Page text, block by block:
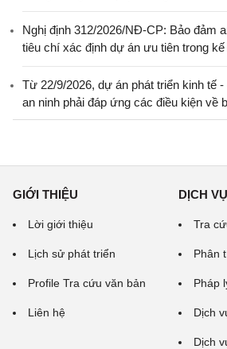
Nghị định 312/2026/NĐ-CP: Bảo đảm
tiêu chí xác định dự án ưu tiên trong
Từ 22/9/2026, dự án phát triển kinh tế
an ninh phải đáp ứng các điều kiện về
GIỚI THIỆU
Lời giới thiệu
Lịch sử phát triển
Profile Tra cứu văn bản
Liên hệ
DỊCH VỤ
Tra
Phân
Pháp
Dịch
Dịch